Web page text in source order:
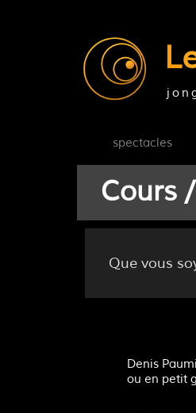
spectacles
Cours
Que vous
Denis
ou en petit